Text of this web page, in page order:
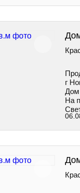
г
Дом
На